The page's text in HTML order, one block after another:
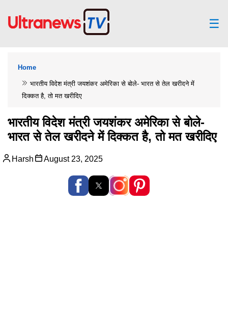
☰
Home
भारतीय विदेश मंत्री जयशंकर अमेरिका से बोले- भारत से तेल खरीदने में
दिक्कत है, तो मत खरीदिए
भारतीय विदेश मंत्री जयशंकर अमेरिका से बोले-
भारत से तेल खरीदने में दिक्कत है, तो मत खरीदिए
Harsh August 23, 2025